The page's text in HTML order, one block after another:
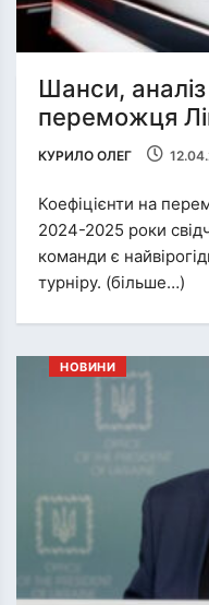
Шанси, аналіз
переможця
КУРИЛО ОЛЕГ
Коефіцієнти на
2024-2025 роки
команди є
турніру. (більше…)
НОВИНИ